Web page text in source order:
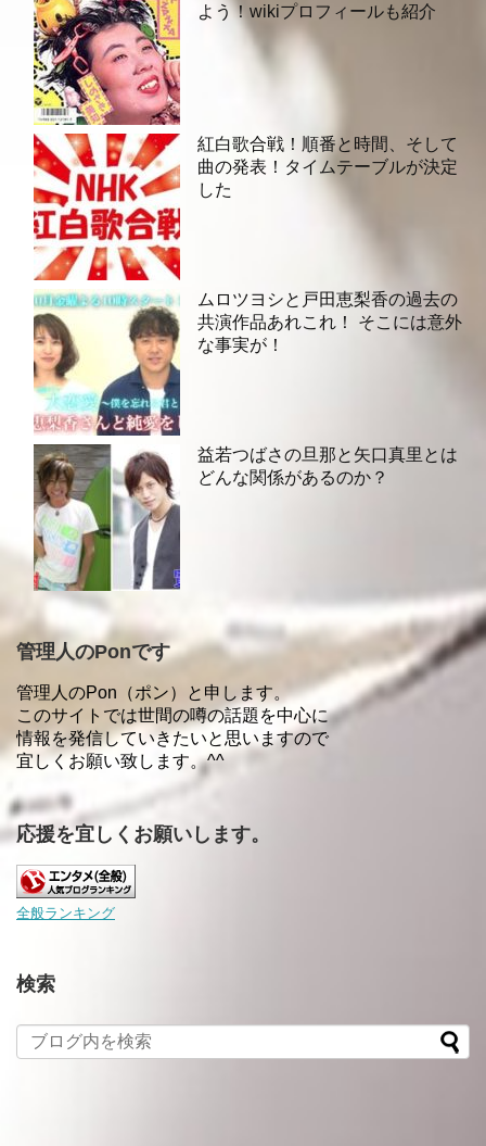
よう！wikiプロフィールも紹介
紅白歌合戦！順番と時間、そして
曲の発表！タイムテーブルが決定
した
ムロツヨシと戸田恵梨香の過去の
共演作品あれこれ！ そこには意外
な事実が！
益若つばさの旦那と矢口真里とは
どんな関係があるのか？
管理人のPonです
管理人のPon（ポン）と申します。
このサイトでは世間の噂の話題を中心に
情報を発信していきたいと思いますので
宜しくお願い致します。^^
応援を宜しくお願いします。
全般ランキング
検索